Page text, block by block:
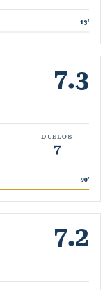
13'
7.3
DUELOS
7
90'
7.2